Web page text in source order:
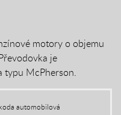
automobilová
motory o objemu
je
typu McPherson.